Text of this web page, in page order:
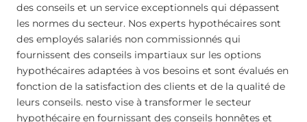
des conseils et un service exceptionnels qui dépassent
les normes du secteur. Nos experts hypothécaires sont
des employés salariés non commissionnés qui
fournissent des conseils impartiaux sur les options
hypothécaires adaptées à vos besoins et sont évalués en
fonction de la satisfaction des clients et de la qualité de
leurs conseils. nesto vise à transformer le secteur
hypothécaire en fournissant des conseils honnêtes et